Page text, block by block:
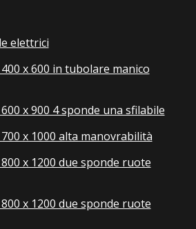
elettrici
x 600 in tubolare manico
x 900 4 sponde una sfilabile
x 1000 alta manovrabilità
x 1200 due sponde ruote
x 1200 due sponde ruote